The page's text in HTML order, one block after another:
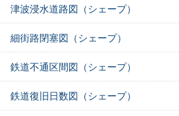
津波浸水道路図（シェープ）
細街路閉塞図（シェープ）
鉄道不通区間図（シェープ）
鉄道復旧日数図（シェープ）